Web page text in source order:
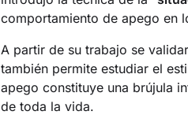
comportamiento de apego en
A partir de su trabajo se
también permite estudiar el
apego constituye una brújula
de toda la vida.